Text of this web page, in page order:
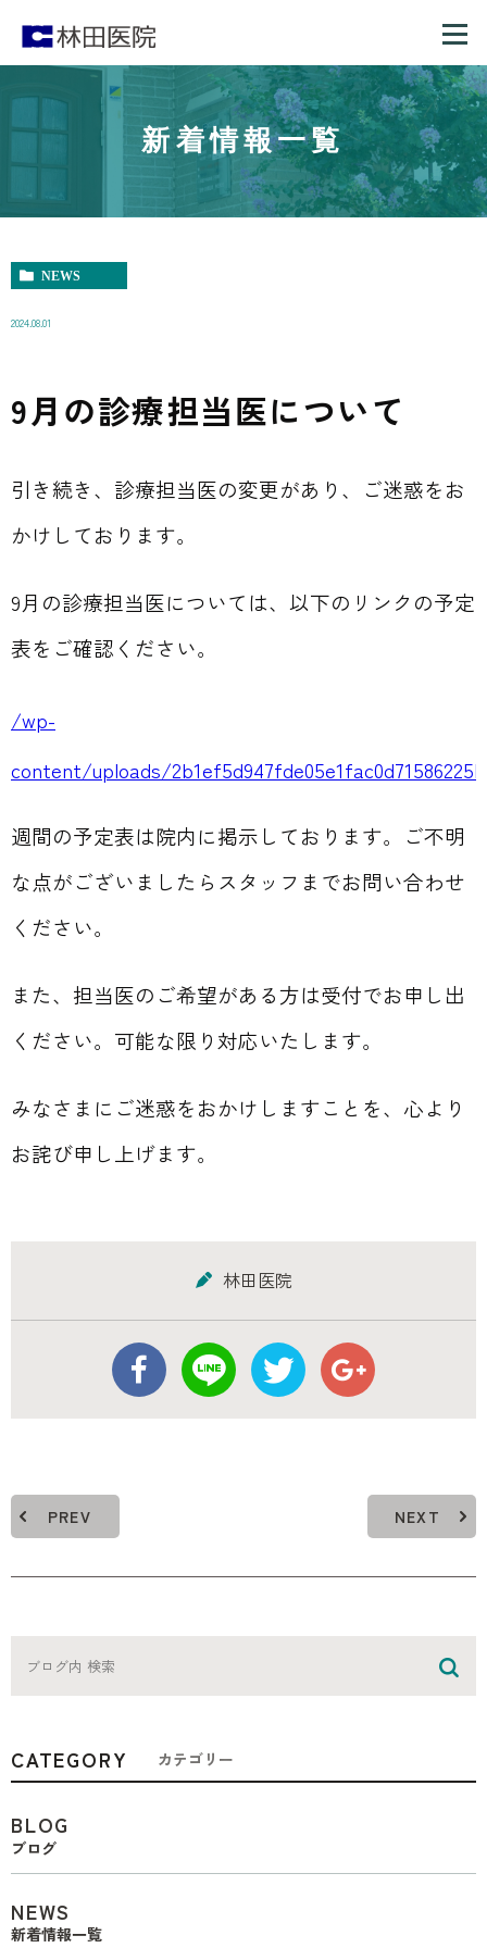
新着情報一覧
NEWS
2024.08.01
9月の診療担当医について
引き続き、診療担当医の変更があり、ご迷惑をお
かけしております。
9月の診療担当医については、 以下のリンクの予定
表をご確認ください。
/wp-
content/uploads/
週間の予定表は院内に掲示しております。ご不明
な点がございましたらスタッフまでお問い合わせ
ください。
また、担当医のご希望がある方は受付でお申し出
ください。可能な限り対応いたします。
みなさまにご迷惑をおかけしますことを、心より
お詫び申し上げます。
林田医院
PREV NEXT
CATEGORY カテゴリー
BLOG
ブログ
NEWS
新着情報一覧